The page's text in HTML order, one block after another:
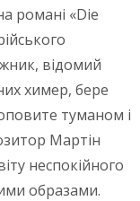
романі «Die
відомий
химер, бере
туманом і
Мартін
неспокійного
образами.